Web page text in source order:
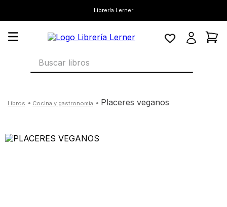
Librería Lerner
Buscar libros
cocina y gastronomía placeres veganos